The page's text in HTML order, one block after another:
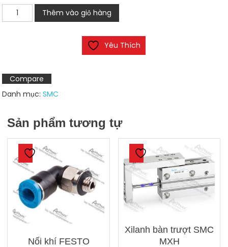
lanh
số
lượng
Thêm vào giỏ hàng
Yêu Thích
Compare
Danh mục:SMC
Sản phẩm tương tự
Nối khí FESTO
Xilanh bàn trượt SMC
MXH